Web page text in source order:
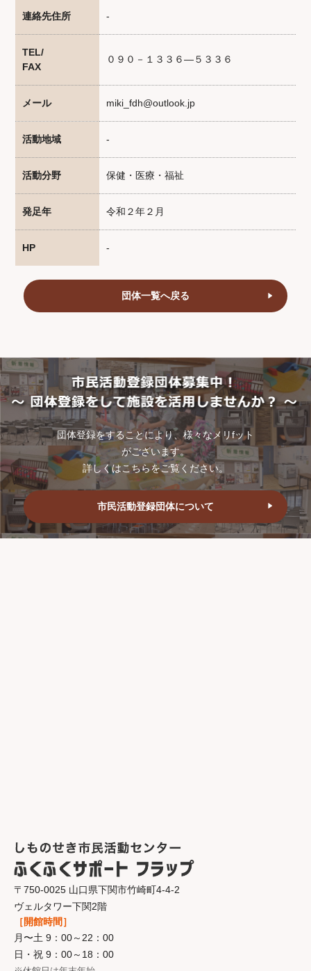
連絡先住所 -
TEL/
FAX
０９０－１３３６―５３３６
メール miki_fdh@outlook.jp
活動地域 -
活動分野 保健・医療・福祉
発足年 令和２年２月
HP -
団体一覧へ戻る
団体登録をすることにより、様々なメリfット
がございます。
詳しくはこちらをご覧ください。
市民活動登録団体について
〒750-0025 山口県下関市竹崎町4-4-2
ヴェルタワー下関2階
［開館時間］
月〜土 9：00～22：00
日・祝 9：00～18：00